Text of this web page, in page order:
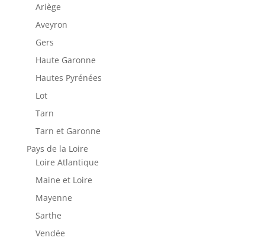
Ariège
Aveyron
Gers
Haute Garonne
Hautes Pyrénées
Lot
Tarn
Tarn et Garonne
Pays de la Loire
Loire Atlantique
Maine et Loire
Mayenne
Sarthe
Vendée